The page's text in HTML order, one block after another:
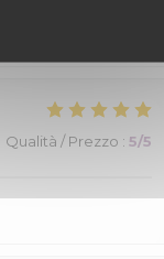
Qualità / Prezzo : 5/5